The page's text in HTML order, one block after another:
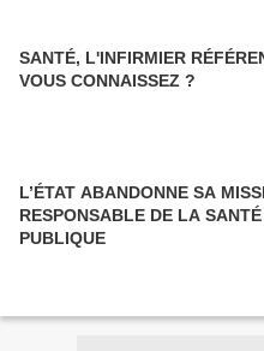
SANTÉ, L'INFIRMIER
VOUS CONNAISSEZ ?
L’ÉTAT ABANDONNE SA
RESPONSABLE DE LA SANTÉ
PUBLIQUE